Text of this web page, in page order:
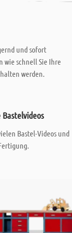
und sofort
wie schnell Sie Ihre
werden.
Bastel-Videos und